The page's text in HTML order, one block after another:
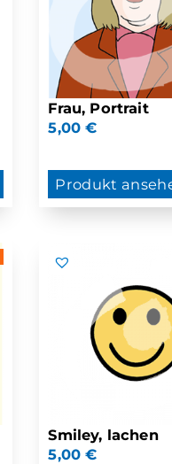
Frau, Portrait
5,00€
Produkt
Smiley, lachen
5,00€